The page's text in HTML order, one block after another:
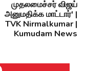
முதலமைச்சர் விஜய்
அனுமதிக்க மாட்டார்' |
TVK Nirmalkumar |
Kumudam News